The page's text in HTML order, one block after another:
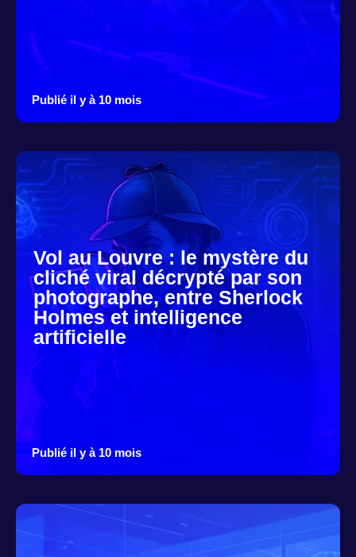
Publié il y à 10 mois
Vol au Louvre : le mystère du
cliché viral décrypté par son
photographe, entre Sherlock
Holmes et intelligence
artificielle
Publié il y à 10 mois